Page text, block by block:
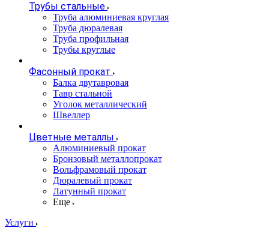
Трубы стальные
Труба алюминиевая круглая
Труба дюралевая
Труба профильная
Трубы круглые
Фасонный прокат
Балка двутавровая
Тавр стальной
Уголок металлический
Швеллер
Цветные металлы
Алюминиевый прокат
Бронзовый металлопрокат
Вольфрамовый прокат
Дюралевый прокат
Латунный прокат
Еще
Услуги